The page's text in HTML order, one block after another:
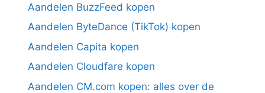
Aandelen BuzzFeed kopen
Aandelen ByteDance (TikTok) kopen
Aandelen Capita kopen
Aandelen Cloudfare kopen
Aandelen CM.com kopen: alles over de